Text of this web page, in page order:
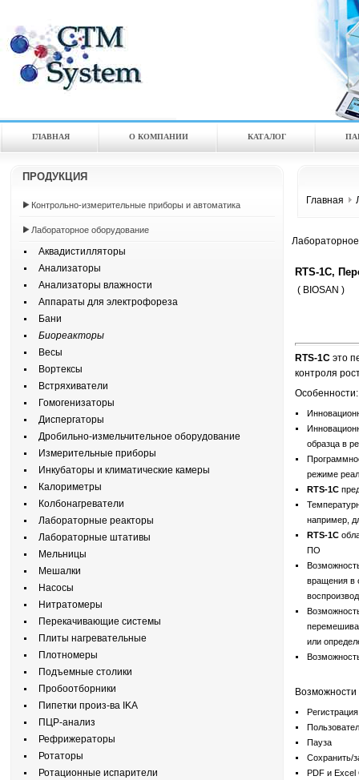
ГЛАВНАЯ О КОМПАНИИ КАТАЛOГ
ПРОДУКЦИЯ
Контрольно-измерительные приборы и автоматика
Лабораторное оборудование
Аквадистилляторы
Анализаторы
Анализаторы влажности
Аппараты для электрофореза
Бани
Биореакторы
Весы
Вортексы
Встряхиватели
Гомогенизаторы
Диспергаторы
Дробильно-измельчительное оборудование
Измерительные приборы
Инкубаторы и климатические камеры
Калориметры
Колбонагреватели
Лабораторные реакторы
Лабораторные штативы
Мельницы
Мешалки
Насосы
Нитратомеры
Перекачивающие системы
Плиты нагревательные
Плотномеры
Подъемные столики
Пробоотборники
Пипетки произ-ва IKA
ПЦР-анализ
Рефрижераторы
Ротаторы
Ротационные испарители
Главная
RTS-1C,
( BIOSAN )
RTS-1Cэто
контроля
Особенности:
образца в
режиме
RTS-1C
например,
RTS-1C
ПО
вращения в
или
Возможности
Пауза
Сохранить/
PDF и Excel